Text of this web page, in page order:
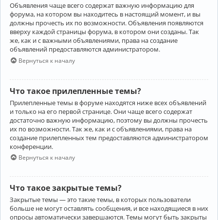
Объявления чаще всего содержат важную информацию для
форума, на котором вы находитесь в настоящий момент, и вы
должны прочесть их по возможности. Объявления появляются
вверху каждой страницы форума, в котором они созданы. Так
же, как и с важными объявлениями, права на создание
объявлений предоставляются администратором.
Вернуться к началу
Что такое прилепленные темы?
Прилепленные темы в форуме находятся ниже всех объявлений
и только на его первой странице. Они чаще всего содержат
достаточно важную информацию, поэтому вы должны прочесть
их по возможности. Так же, как и с объявлениями, права на
создание прилепленных тем предоставляются администратором
конференции.
Вернуться к началу
Что такое закрытые темы?
Закрытые темы — это такие темы, в которых пользователи
больше не могут оставлять сообщения, и все находящиеся в них
опросы автоматически завершаются. Темы могут быть закрыты